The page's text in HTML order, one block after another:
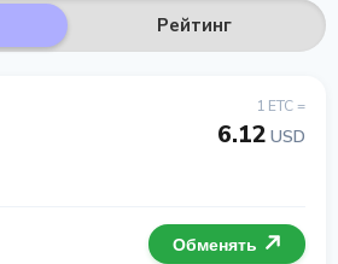
Рейтинг
1 ETC =
6.12 USD
Обменять